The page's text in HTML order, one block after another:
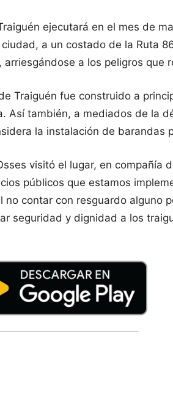
ejecutará en el mes de
a un costado de la Ruta
arriesgándose a los peligros
Traiguén fue construido a
Así también, a mediados de la
la instalación de barandas
visitó el lugar, en
públicos que estamos
no contar con resguardo alguno
seguridad y dignidad a los